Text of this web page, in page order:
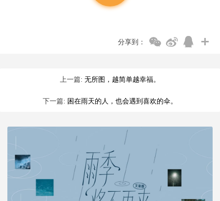
分享到：
上一篇: 无所图，越简单越幸福。
下一篇: 困在雨天的人，也会遇到喜欢的伞。